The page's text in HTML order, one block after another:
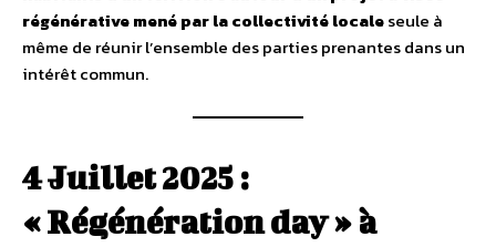
régénérative mené par la collectivité localeseule à
même de réunir l’ensemble des parties prenantes dans un
intérêt commun.
4 Juillet 2025 :
« Régénération day » à